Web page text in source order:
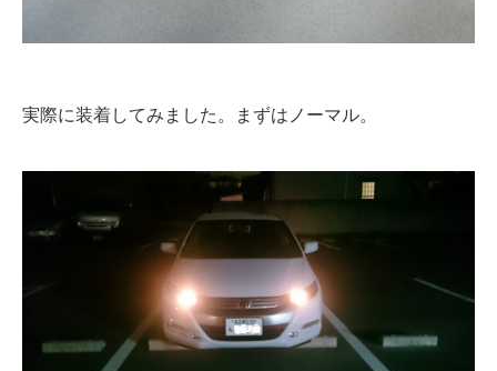
実際に装着してみました。まずはノーマル。